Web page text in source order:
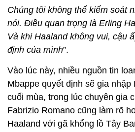
Chúng tôi không thể kiểm soát
nói. Điều quan trọng là Erling
Và khi Haaland không vui, cậu
định của mình”.
Vào lúc này, nhiều nguồn tin
Mbappe quyết định sẽ gia nhập
cuối mùa, trong lúc chuyên gia
Fabrizio Romano cũng làm rõ
Haaland với gã khổng lồ Tây